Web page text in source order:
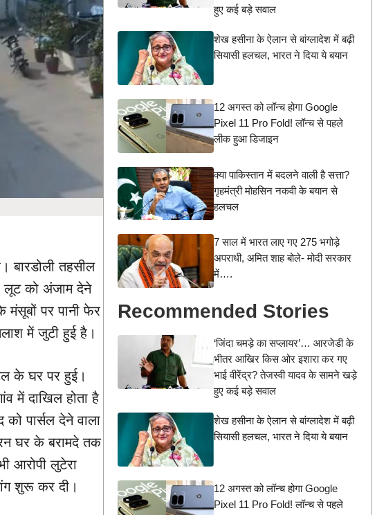
बारडोली तहसील
लूट को अंजाम देने
पर पानी फेर
में जुटी हुई है।
के घर पर हुई।
में दाखिल होता है
पार्सल देने वाला
घर के बरामदे तक
आरोपी लुटेरा
शुरू कर दी।
हुए कई बड़े सवाल
शेख हसीना के ऐलान से बांग्लादेश में बढ़ी
सियासी हलचल, भारत ने दिया ये बयान
12 अगस्त को लॉन्च होगा Google
Pixel 11 Pro Fold! लॉन्च से पहले
लीक हुआ डिजाइन
क्या पाकिस्तान में बदलने वाली है सत्ता?
गृहमंत्री मोहसिन नकवी के बयान से
हलचल
7 साल में भारत लाए गए 275 भगोड़े
अपराधी, अमित शाह बोले- मोदी सरकार
में….
Recommended Stories
‘जिंदा चमड़े का सप्लायर’… आरजेडी के
भीतर आखिर किस ओर इशारा कर गए
भाई वीरेंद्र? तेजस्वी यादव के सामने खड़े
हुए कई बड़े सवाल
शेख हसीना के ऐलान से बांग्लादेश में बढ़ी
सियासी हलचल, भारत ने दिया ये बयान
12 अगस्त को लॉन्च होगा Google
Pixel 11 Pro Fold! लॉन्च से पहले